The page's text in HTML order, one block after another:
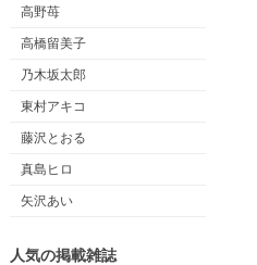
高野苺
高橋留美子
乃木坂太郎
東村アキコ
藤沢とおる
真島ヒロ
矢沢あい
人気の掲載雑誌